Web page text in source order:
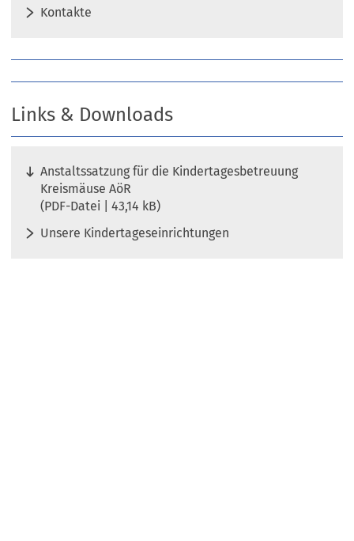
Kontakte
Links & Downloads
Anstaltssatzung für die Kindertagesbetreuung
Kreismäuse AöR
PDF-Datei
43,14 kB
Unsere Kindertages­einrichtungen